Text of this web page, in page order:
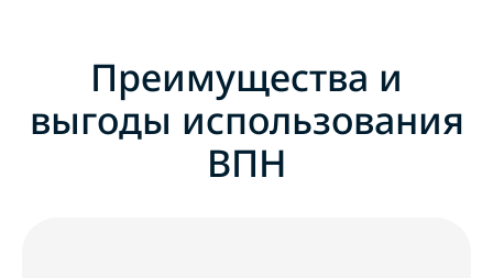
Преимущества и
выгоды использования
ВПН